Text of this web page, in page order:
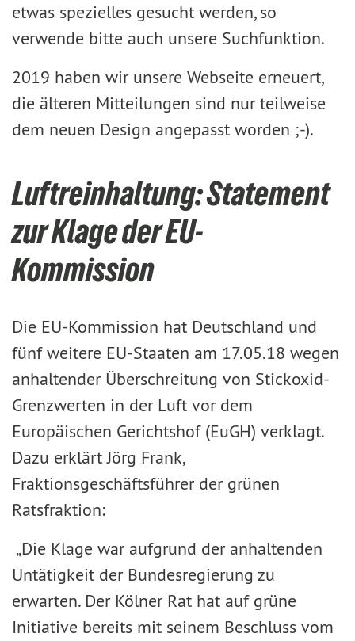
etwas spezielles gesucht werden, so
verwende bitte auch unsere Suchfunktion.
2019 haben wir unsere Webseite erneuert,
die älteren Mitteilungen sind nur teilweise
dem neuen Design angepasst worden ;-).
Luftreinhaltung: Statement
zur Klage der EU-
Kommission
Die EU-Kommission hat Deutschland und
fünf weitere EU-Staaten am 17.05.18 wegen
anhaltender Überschreitung von Stickoxid-
Grenzwerten in der Luft vor dem
Europäischen Gerichtshof (EuGH) verklagt.
Dazu erklärt Jörg Frank,
Fraktionsgeschäftsführer der grünen
Ratsfraktion:
„Die Klage war aufgrund der anhaltenden
Untätigkeit der Bundesregierung zu
erwarten. Der Kölner Rat hat auf grüne
Initiative bereits mit seinem Beschluss vom